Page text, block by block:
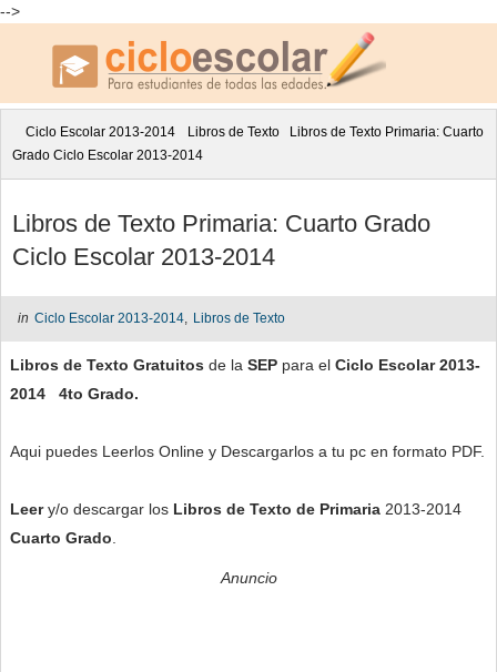
-->
Ciclo Escolar 2013-2014 Libros de Texto
Libros de Texto Primaria: Cuarto
Grado Ciclo Escolar 2013-2014
Libros de Texto Primaria: Cuarto Grado
Ciclo Escolar 2013-2014
in Ciclo Escolar 2013-2014 Libros de Texto
Libros de Texto Gratuitos de la SEP para el Ciclo Escolar 2013-
2014 4to Grado.
Aqui puedes Leerlos Online y Descargarlos a tu pc en formato PDF.
Leery/o descargar los Libros de Texto de Primaria 2013-2014
Cuarto Grado
Anuncio